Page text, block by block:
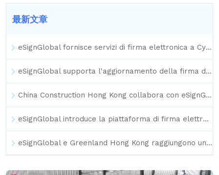
最新文章
eSignGlobal fornisce servizi di firma elettronica a Cyberport di Hong Kong, promuovendo la trasformazione digitale dei contratti all'interno del porto
eSignGlobal supporta l'aggiornamento della firma digitale del leasing finanziario del gruppo Hong Kong Far East Horizon
China Construction Hong Kong collabora con eSignGlobal per creare un nuovo punto di riferimento per i cantieri intelligenti e la gestione paperless con eSignarue
eSignGlobal introduce la piattaforma di firma elettronica per i telefoni OPPO, accelerando l'efficienza della firma globale e il layout di conformità
eSignGlobal e Greenland Hong Kong raggiungono una collaborazione per la firma elettronica, migliorando l'efficienza e la conformità della gestione dei contratti del gruppo